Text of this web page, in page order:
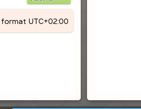
format UTC+02:00